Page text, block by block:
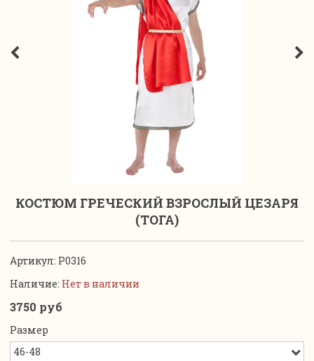
КОСТЮМ ГРЕЧЕСКИЙ ВЗРОСЛЫЙ ЦЕЗАРЯ
(ТОГА)
Артикул: P0316
Наличие: Нет в наличии
3750 руб
Размер